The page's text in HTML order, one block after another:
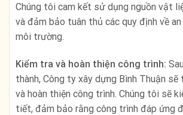
Chúng tôi cam kết sử dụng nguồn vật
và đảm bảo tuân thủ các quy định về
môi trường.
Kiểm tra và hoàn thiện công trình:
thành, Công ty xây dựng Bình Thuận sẽ
và hoàn thiện công trình. Chúng tôi sẽ
tiết, đảm bảo rằng công trình đáp ứng